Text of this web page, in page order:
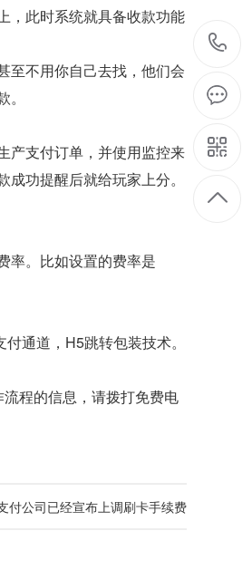
，此时系统就具备收款功能
至不用你自己去找，他们会
产支付订单，并使用监控来
功提醒后就给玩家上分。
率。比如设置的费率是
通道，H5跳转包装技术。
程的信息，请拨打免费电
付公司已经宣布上调刷卡手续费